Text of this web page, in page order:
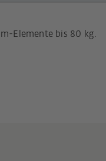
Elemente bis 80 kg.